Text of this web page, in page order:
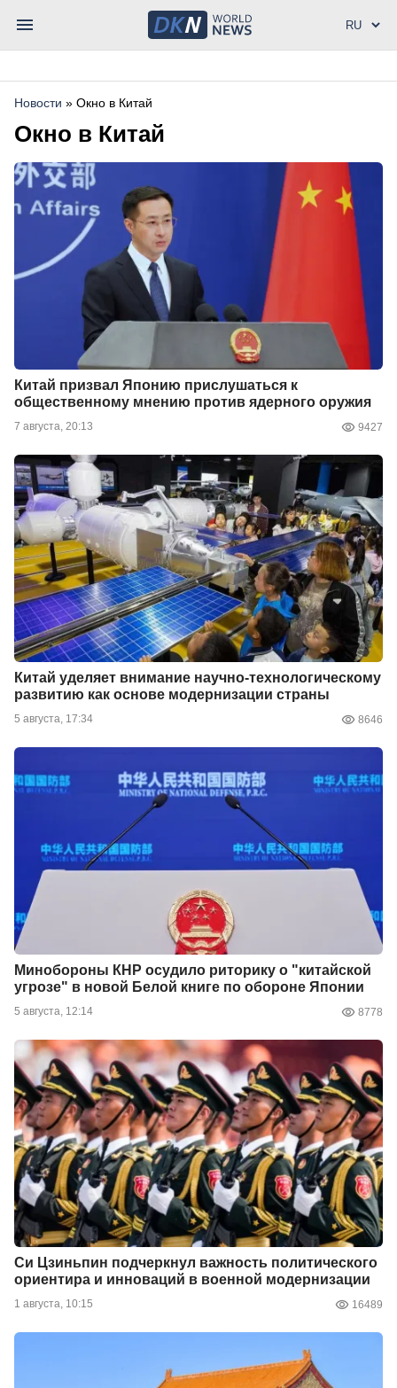
Новости » Окно в Китай
Окно в Китай
Китай призвал Японию прислушаться к
общественному мнению против ядерного оружия
7 августа, 20:13 9427
Китай уделяет внимание научно-технологическому
развитию как основе модернизации страны
5 августа, 17:34 8646
Минобороны КНР осудило риторику о "китайской
угрозе" в новой Белой книге по обороне Японии
5 августа, 12:14 8778
Си Цзиньпин подчеркнул важность политического
ориентира и инноваций в военной модернизации
1 августа, 10:15 16489